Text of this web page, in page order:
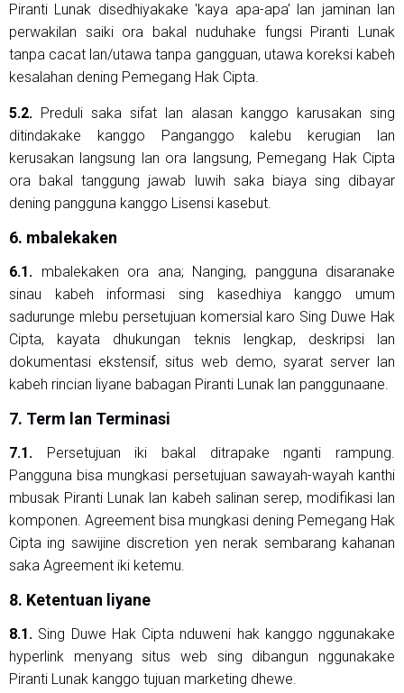
Piranti Lunak disedhiyakake 'kaya apa-apa' lan jaminan lan
perwakilan saiki ora bakal nuduhake fungsi Piranti Lunak
tanpa cacat lan/utawa tanpa gangguan, utawa koreksi kabeh
kesalahan dening Pemegang Hak Cipta.
5.2. Preduli saka sifat lan alasan kanggo karusakan sing
ditindakake kanggo Panganggo kalebu kerugian lan
kerusakan langsung lan ora langsung, Pemegang Hak Cipta
ora bakal tanggung jawab luwih saka biaya sing dibayar
dening pangguna kanggo Lisensi kasebut.
6. mbalekaken
6.1. mbalekaken ora ana; Nanging, pangguna disaranake
sinau kabeh informasi sing kasedhiya kanggo umum
sadurunge mlebu persetujuan komersial karo Sing Duwe Hak
Cipta, kayata dhukungan teknis lengkap, deskripsi lan
dokumentasi ekstensif, situs web demo, syarat server lan
kabeh rincian liyane babagan Piranti Lunak lan panggunaane.
7. Term lan Terminasi
7.1. Persetujuan iki bakal ditrapake nganti rampung.
Pangguna bisa mungkasi persetujuan sawayah-wayah kanthi
mbusak Piranti Lunak lan kabeh salinan serep, modifikasi lan
komponen. Agreement bisa mungkasi dening Pemegang Hak
Cipta ing sawijine discretion yen nerak sembarang kahanan
saka Agreement iki ketemu.
8. Ketentuan liyane
8.1. Sing Duwe Hak Cipta nduweni hak kanggo nggunakake
hyperlink menyang situs web sing dibangun nggunakake
Piranti Lunak kanggo tujuan marketing dhewe.